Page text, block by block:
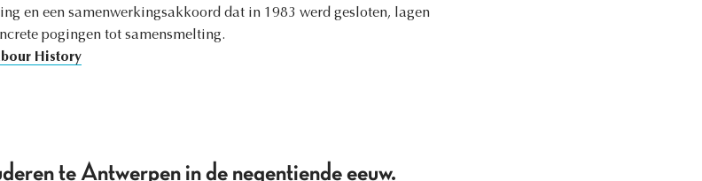
en een samenwerkingsakkoord dat in 1983 werd gesloten, lagen
pogingen tot samensmelting.
History
te Antwerpen in de negentiende eeuw.